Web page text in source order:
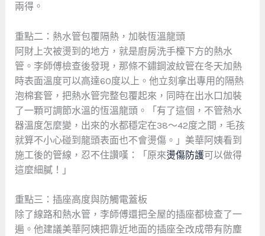
兩得。
重點二：熱水管包覆隔熱，加裝恆溫龍頭
阿財上次被燙到的地方，就是廚房洗手檯下方的熱水
管。李師傅檢查後發現，那條不鏽鋼波紋管在冬天加熱
時表面溫度可以高達60度以上。他立刻拿出專用的隔熱
泡棉套管，把熱水管完整包覆起來，同時在出水口加裝
了一顆可調節水溫的恆溫龍頭。「有了這個，不管熱水
器溫度怎麼變，出來的水都穩定在38～42度之間，毛孩
就算不小心碰到龍頭表面也不會燙傷。」美華阿姨看到
施工後的管線，忍不住讚嘆：「原來燙傷防護可以做得
這麼細膩！」
重點三：插座高度與防觸電蓋板
除了線路和熱水管，李師傅還把全屋的插座都檢查了一
遍。他建議美華阿姨把靠近地面的插座全改成帶有防塵